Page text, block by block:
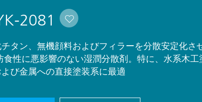
ング材
ファイバーサイジング
床用塗料
鋳造および耐火
2081
タン、無機顔料およびフィラーを分散安定化さ
食性に悪影響のない湿潤分散剤。特に、水系木
び金属への直接塗装系に最適